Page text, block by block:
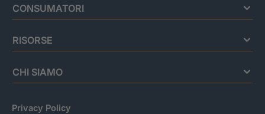
CONSUMATORI
RISORSE
CHI SIAMO
Privacy Policy